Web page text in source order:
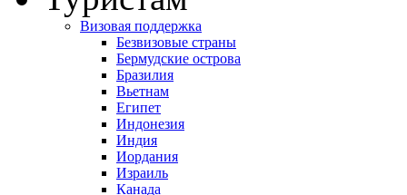
Визовая поддержка
Безвизовые страны
Бермудские острова
Бразилия
Вьетнам
Египет
Индонезия
Индия
Иордания
Израиль
Канада